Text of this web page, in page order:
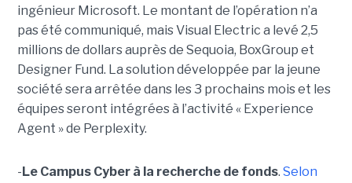
ingénieur Microsoft. Le montant de l’opération n’a
pas été communiqué, mais Visual Electric a levé 2,5
millions de dollars auprès de Sequoia, BoxGroup et
Designer Fund. La solution développée par la jeune
société sera arrêtée dans les 3 prochains mois et les
équipes seront intégrées à l’activité « Experience
Agent » de Perplexity.
- Le Campus Cyber à la recherche de fonds. Selon